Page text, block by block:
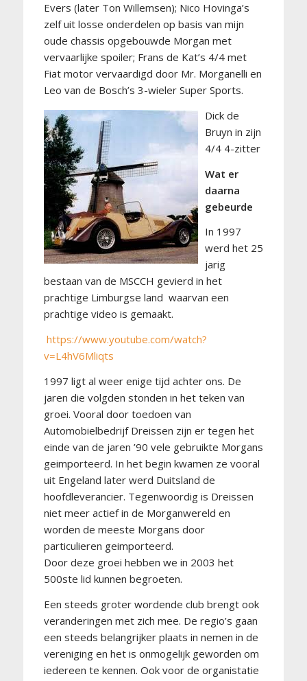
Evers (later Ton Willemsen); Nico Hovinga’s
zelf uit losse onderdelen op basis van mijn
oude chassis opgebouwde Morgan met
vervaarlijke spoiler; Frans de Kat’s 4/4 met
Fiat motor vervaardigd door Mr. Morganelli en
Leo van de Bosch’s 3-wieler Super Sports.
Dick de
Bruyn in zijn
4/4 4-zitter
Wat er
daarna
gebeurde
In 1997
werd het 25
jarig
bestaan van de MSCCH gevierd in het
prachtige Limburgse land waarvan een
prachtige video is gemaakt.
https://www.youtube.com/watch?
v=L4hV6Mliqts
1997 ligt al weer enige tijd achter ons. De
jaren die volgden stonden in het teken van
groei. Vooral door toedoen van
Automobielbedrijf Dreissen zijn er tegen het
einde van de jaren ’90 vele gebruikte Morgans
geimporteerd. In het begin kwamen ze vooral
uit Engeland later werd Duitsland de
hoofdleverancier. Tegenwoordig is Dreissen
niet meer actief in de Morganwereld en
worden de meeste Morgans door
particulieren geimporteerd.
Door deze groei hebben we in 2003 het
500ste lid kunnen begroeten.
Een steeds groter wordende club brengt ook
veranderingen met zich mee. De regio’s gaan
een steeds belangrijker plaats in nemen in de
vereniging en het is onmogelijk geworden om
iedereen te kennen. Ook voor de organistatie